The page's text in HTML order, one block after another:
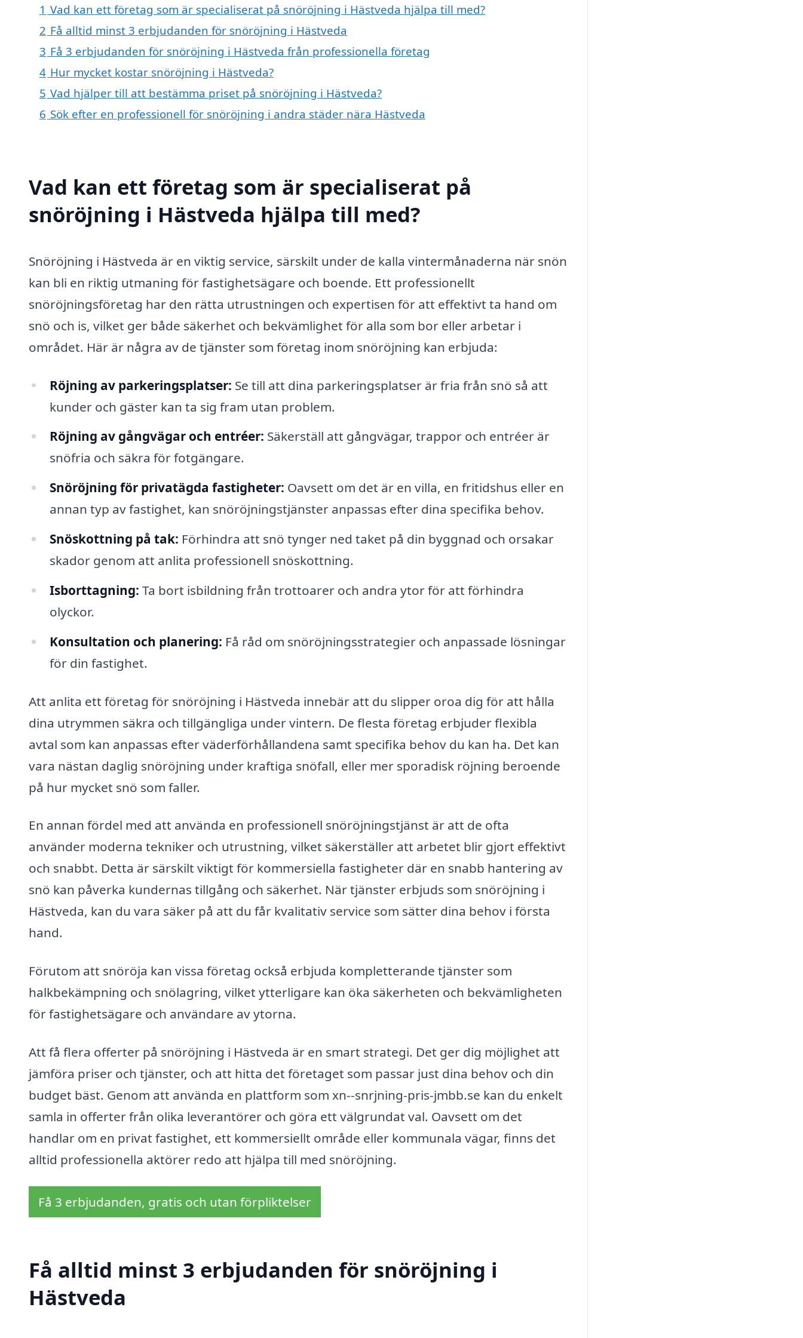
1 Vad kan ett företag som är specialiserat på snöröjning i Hästveda hjälpa till med?
2 Få alltid minst 3 erbjudanden för snöröjning i Hästveda
3 Få 3 erbjudanden för snöröjning i Hästveda från professionella företag
4 Hur mycket kostar snöröjning i Hästveda?
5 Vad hjälper till att bestämma priset på snöröjning i Hästveda?
6 Sök efter en professionell för snöröjning i andra städer nära Hästveda
Vad kan ett företag som är specialiserat på
snöröjning i Hästveda hjälpa till med?
Snöröjning i Hästveda är en viktig service, särskilt under de kalla vintermånaderna när snön
kan bli en riktig utmaning för fastighetsägare och boende. Ett professionellt
snöröjningsföretag har den rätta utrustningen och expertisen för att effektivt ta hand om
snö och is, vilket ger både säkerhet och bekvämlighet för alla som bor eller arbetar i
området. Här är några av de tjänster som företag inom snöröjning kan erbjuda:
Röjning av parkeringsplatser: Se till att dina parkeringsplatser är fria från snö så att
kunder och gäster kan ta sig fram utan problem.
Röjning av gångvägar och entréer: Säkerställ att gångvägar, trappor och entréer är
snöfria och säkra för fotgängare.
Snöröjning för privatägda fastigheter: Oavsett om det är en villa, en fritidshus eller en
annan typ av fastighet, kan snöröjningstjänster anpassas efter dina specifika behov.
Snöskottning på tak: Förhindra att snö tynger ned taket på din byggnad och orsakar
skador genom att anlita professionell snöskottning.
Isborttagning: Ta bort isbildning från trottoarer och andra ytor för att förhindra
olyckor.
Konsultation och planering: Få råd om snöröjningsstrategier och anpassade lösningar
för din fastighet.
Att anlita ett företag för snöröjning i Hästveda innebär att du slipper oroa dig för att hålla
dina utrymmen säkra och tillgängliga under vintern. De flesta företag erbjuder flexibla
avtal som kan anpassas efter väderförhållandena samt specifika behov du kan ha. Det kan
vara nästan daglig snöröjning under kraftiga snöfall, eller mer sporadisk röjning beroende
på hur mycket snö som faller.
En annan fördel med att använda en professionell snöröjningstjänst är att de ofta
använder moderna tekniker och utrustning, vilket säkerställer att arbetet blir gjort effektivt
och snabbt. Detta är särskilt viktigt för kommersiella fastigheter där en snabb hantering av
snö kan påverka kundernas tillgång och säkerhet. När tjänster erbjuds som snöröjning i
Hästveda, kan du vara säker på att du får kvalitativ service som sätter dina behov i första
hand.
Förutom att snöröja kan vissa företag också erbjuda kompletterande tjänster som
halkbekämpning och snölagring, vilket ytterligare kan öka säkerheten och bekvämligheten
för fastighetsägare och användare av ytorna.
Att få flera offerter på snöröjning i Hästveda är en smart strategi. Det ger dig möjlighet att
jämföra priser och tjänster, och att hitta det företaget som passar just dina behov och din
budget bäst. Genom att använda en plattform som xn--snrjning-pris-jmbb.se kan du enkelt
samla in offerter från olika leverantörer och göra ett välgrundat val. Oavsett om det
handlar om en privat fastighet, ett kommersiellt område eller kommunala vägar, finns det
alltid professionella aktörer redo att hjälpa till med snöröjning.
Få 3 erbjudanden, gratis och utan förpliktelser
Få alltid minst 3 erbjudanden för snöröjning i
Hästveda